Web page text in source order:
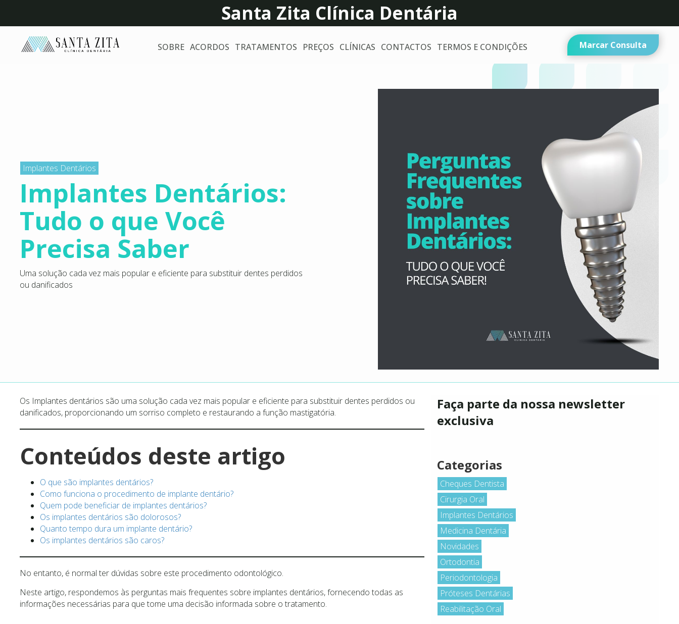
Santa Zita Clínica Dentária
SOBRE ACORDOS TRATAMENTOS PREÇOS CLÍNICAS CONTACTOS TERMOS E CONDIÇÕES Marcar Consulta
Implantes Dentários
Implantes Dentários:
Tudo o que Você
Precisa Saber
Uma solução cada vez mais popular e eficiente para substituir dentes perdidos
ou danificados
Os Implantes dentários são uma solução cada vez mais popular e eficiente para substituir dentes perdidos ou
danificados, proporcionando um sorriso completo e restaurando a função mastigatória.
Conteúdos deste artigo
O que são implantes dentários?
Como funciona o procedimento de implante dentário?
Quem pode beneficiar de implantes dentários?
Os implantes dentários são dolorosos?
Quanto tempo dura um implante dentário?
Os implantes dentários são caros?
No entanto, é normal ter dúvidas sobre este procedimento odontológico.
Neste artigo, respondemos às perguntas mais frequentes sobre implantes dentários, fornecendo todas as
informações necessárias para que tome uma decisão informada sobre o tratamento.
Faça parte da nossa newsletter
exclusiva
Categorias
Cheques Dentista
Cirurgia Oral
Implantes Dentários
Medicina Dentária
Novidades
Ortodontia
Periodontologia
Próteses Dentárias
Reabilitação Oral